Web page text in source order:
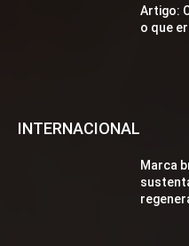
Artigo:
o que
INTERNACIONAL
Marca